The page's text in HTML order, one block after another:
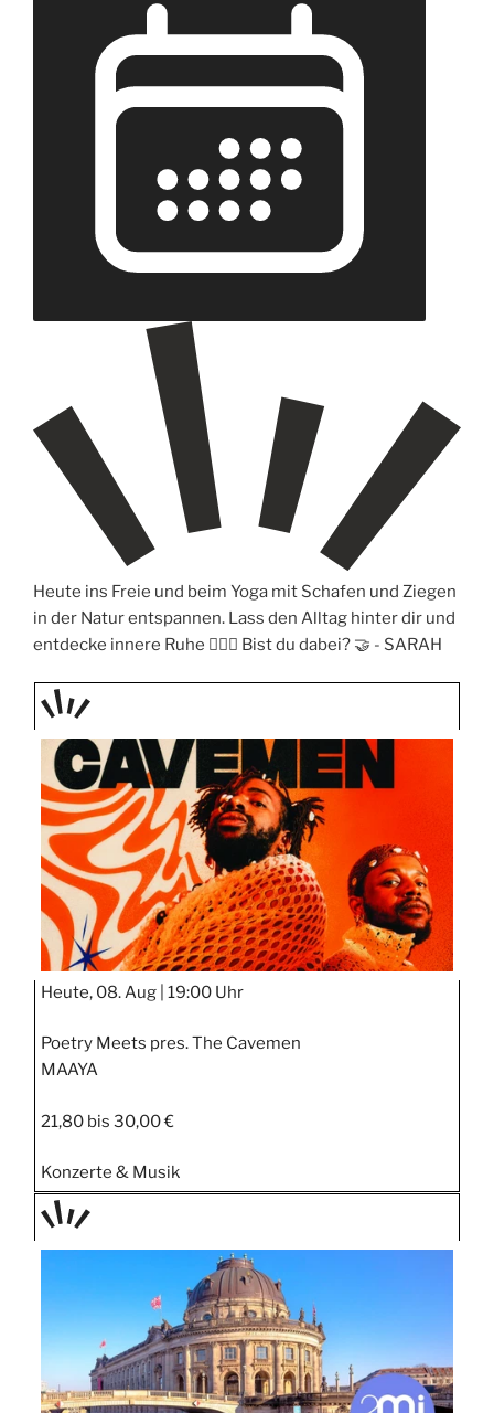
Heute ins Freie und beim Yoga mit Schafen und Ziegen
in der Natur entspannen. Lass den Alltag hinter dir und
entdecke innere Ruhe 🧘‍♀️✨ Bist du dabei? 🤝 - SARAH
TAGE
STIPP
Heute, 08. Aug | 19:00 Uhr
Poetry Meets pres. The Cavemen
MAAYA
21,80 bis 30,00 €
Konzerte & Musik
TAGE